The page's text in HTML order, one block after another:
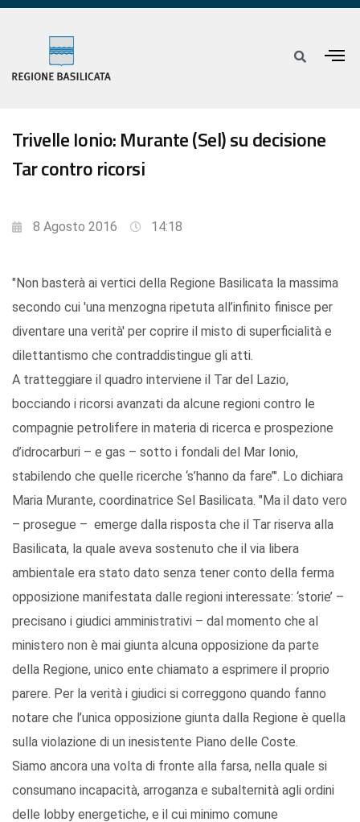
Trivelle Ionio: Murante (Sel) su decisione
Tar contro ricorsi
8 Agosto 2016 14:18
"Non basterà ai vertici della Regione Basilicata la massima
secondo cui 'una menzogna ripetuta all’infinito finisce per
diventare una verità' per coprire il misto di superficialità e
dilettantismo che contraddistingue gli atti.
A tratteggiare il quadro interviene il Tar del Lazio,
bocciando i ricorsi avanzati da alcune regioni contro le
compagnie petrolifere in materia di ricerca e prospezione
d’idrocarburi – e gas – sotto i fondali del Mar Ionio,
stabilendo che quelle ricerche ‘s’hanno da fare’". Lo dichiara
Maria Murante, coordinatrice Sel Basilicata. "Ma il dato vero
– prosegue – emerge dalla risposta che il Tar riserva alla
Basilicata, la quale aveva sostenuto che il via libera
ambientale era stato dato senza tener conto della ferma
opposizione manifestata dalle regioni interessate: ‘storie’ –
precisano i giudici amministrativi – dal momento che al
ministero non è mai giunta alcuna opposizione da parte
della Regione, unico ente chiamato a esprimere il proprio
parere. Per la verità i giudici si correggono quando fanno
notare che l’unica opposizione giunta dalla Regione è quella
sulla violazione di un inesistente Piano delle Coste.
Siamo ancora una volta di fronte alla farsa, nella quale si
consumano incapacità, arroganza e subalternità agli ordini
delle lobby energetiche, e il cui minimo comune